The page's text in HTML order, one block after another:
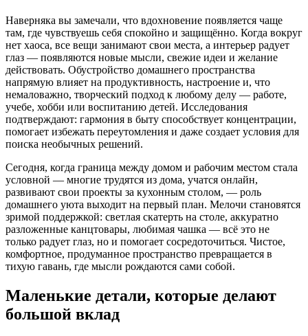
Наверняка вы замечали, что вдохновение появляется чаще
там, где чувствуешь себя спокойно и защищённо. Когда вокруг
нет хаоса, все вещи занимают свои места, а интерьер радует
глаз — появляются новые мысли, свежие идеи и желание
действовать. Обустройство домашнего пространства
напрямую влияет на продуктивность, настроение и, что
немаловажно, творческий подход к любому делу — работе,
учебе, хобби или воспитанию детей. Исследования
подтверждают: гармония в быту способствует концентрации,
помогает избежать переутомления и даже создает условия для
поиска необычных решений.
Сегодня, когда граница между домом и рабочим местом стала
условной — многие трудятся из дома, учатся онлайн,
развивают свои проекты за кухонным столом, — роль
домашнего уюта выходит на первый план. Мелочи становятся
зримой поддержкой: светлая скатерть на столе, аккуратно
разложенные канцтовары, любимая чашка — всё это не
только радует глаз, но и помогает сосредоточиться. Чистое,
комфортное, продуманное пространство превращается в
тихую гавань, где мысли рождаются сами собой.
Маленькие детали, которые делают
большой вклад